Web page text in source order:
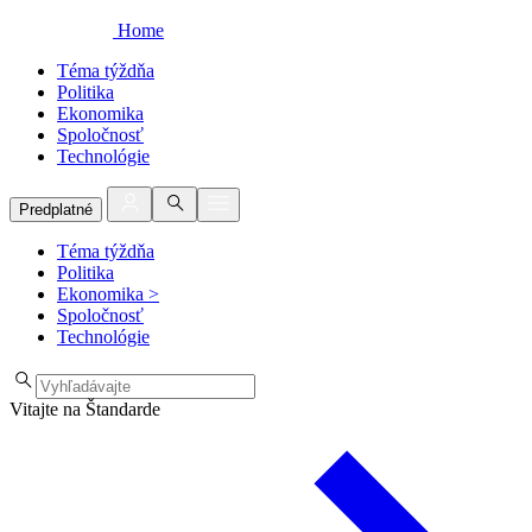
Home
Téma týždňa
Politika
Ekonomika
Spoločnosť
Technológie
Predplatné
Téma týždňa
Politika
Ekonomika >
Spoločnosť
Technológie
Vitajte na Štandarde